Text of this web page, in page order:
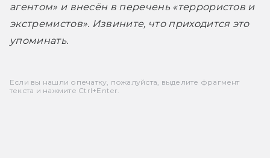
агентом» и внесён в перечень «террористов и
экстремистов». Извините, что приходится это
упоминать.
Если вы нашли опечатку, пожалуйста, выделите фрагмент
текста и нажмите Ctrl+Enter.